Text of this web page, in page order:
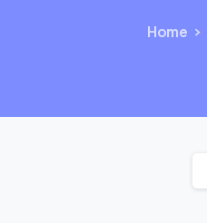
Home